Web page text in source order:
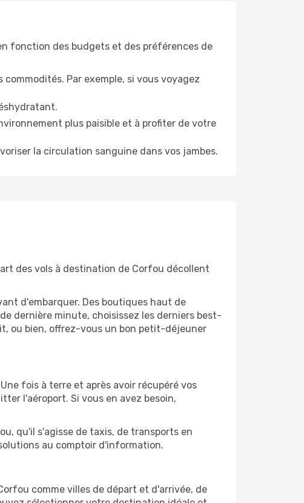
fonction des budgets et des préférences de
Par exemple, si vous voyagez
plus paisible et à profiter de votre
la circulation sanguine dans vos jambes.
des vols à destination de Corfou décollent
d'embarquer. Des boutiques haut de
dernière minute, choisissez les derniers best-
ou bien, offrez-vous un bon petit-déjeuner
fois à terre et après avoir récupéré vos
l'aéroport. Si vous en avez besoin,
qu'il s'agisse de taxis, de transports en
au comptoir d'information.
comme villes de départ et d'arrivée, de